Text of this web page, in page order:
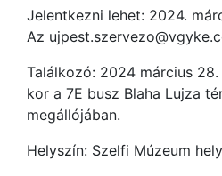
Jelentkezni lehet: 2024.
Az
Találkozó: 2024 március
kor a 7E busz Blaha Lujza
megállójában.
Helyszín: Szelfi Múzeum